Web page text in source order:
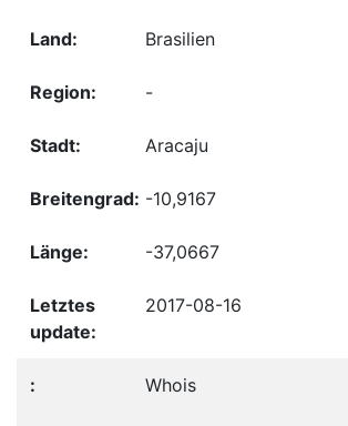
Brasilien
-
Aracaju
-10,9167
-37,0667
2017-08-16
Whois